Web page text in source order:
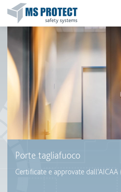
Porte tagliafuoco
Certificate e approvate dall'AICAA